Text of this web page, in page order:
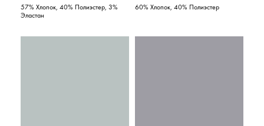
57% Хлопок, 40% Полиэстер, 3%
Эластан
60% Хлопок, 40% Полиэстер